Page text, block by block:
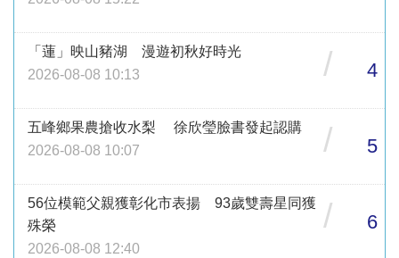
「蓮」映山豬湖 漫遊初秋好時光
2026-08-08 10:13
/ 4
五峰鄉果農搶收水梨 徐欣瑩臉書發起認購
2026-08-08 10:07
/ 5
56位模範父親獲彰化市表揚 93歲雙壽星同獲
殊榮
2026-08-08 12:40
/ 6